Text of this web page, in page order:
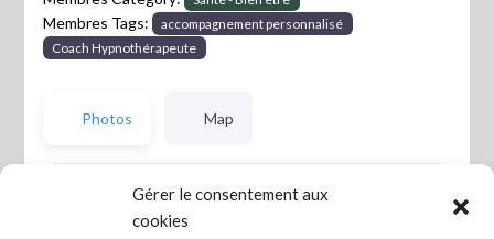
Gérer le consentement aux
cookies
Membres Tags:
accompagnement personnalisé
Coach Hypnothérapeute
Photos Map